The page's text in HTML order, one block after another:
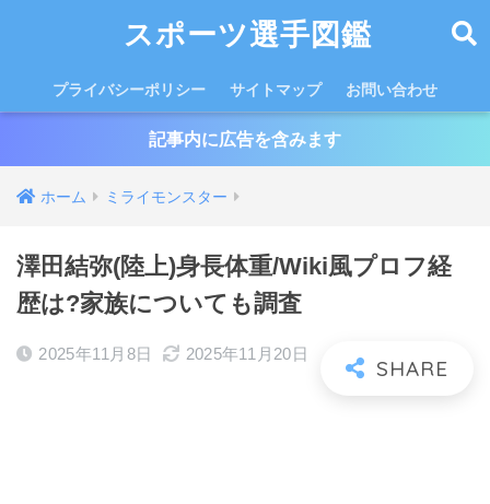
スポーツ選手図鑑
プライバシーポリシー サイトマップ お問い合わせ
記事内に広告を含みます
ホーム ミライモンスター
澤田結弥(陸上)身長体重/Wiki風プロフ経
歴は?家族についても調査
2025年11月8日 2025年11月20日